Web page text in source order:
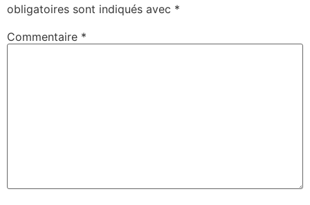
obligatoires sont indiqués avec *
Commentaire *